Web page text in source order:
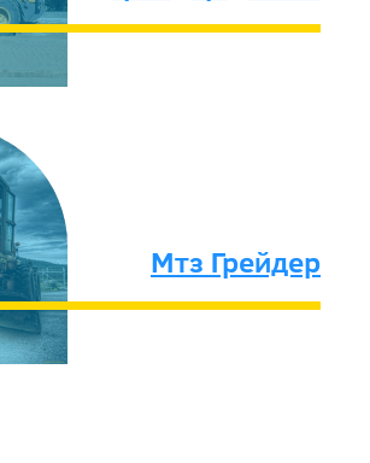
Мтз Грейдер